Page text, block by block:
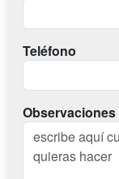
Teléfono
Observaciones